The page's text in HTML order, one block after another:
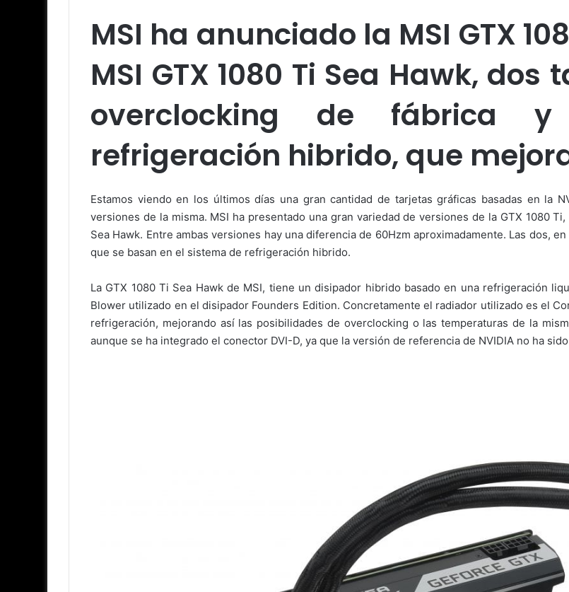
MSI ha anunciado la MSI GTX
MSI GTX 1080 Ti Sea Hawk,
overclocking de fábrica
refrigeración hibrido, que
Estamos viendo en los últimos días una gran cantidad de tarjetas gráficas basadas en la
versiones de la misma. MSI ha presentado una gran variedad de versiones de la GTX 1080
Sea Hawk. Entre ambas versiones hay una diferencia de 60Hzm aproximadamente. Las dos,
que se basan en el sistema de refrigeración hibrido.
La GTX 1080 Ti Sea Hawk de MSI, tiene un disipador hibrido basado en una refrigeración
Blower utilizado en el disipador Founders Edition. Concretamente el radiador utilizado es el
refrigeración, mejorando así las posibilidades de overclocking o las temperaturas de la
aunque se ha integrado el conector DVI-D, ya que la versión de referencia de NVIDIA no ha